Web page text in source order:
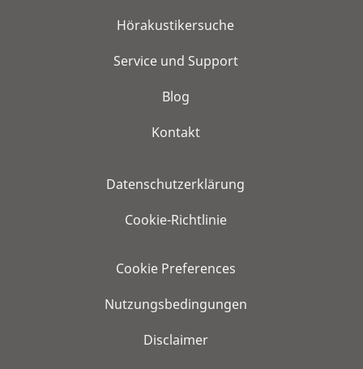
Hörakustikersuche
Service und Support
Blog
Kontakt
Datenschutzerklärung
Cookie-Richtlinie
Cookie Preferences
Nutzungsbedingungen
Disclaimer